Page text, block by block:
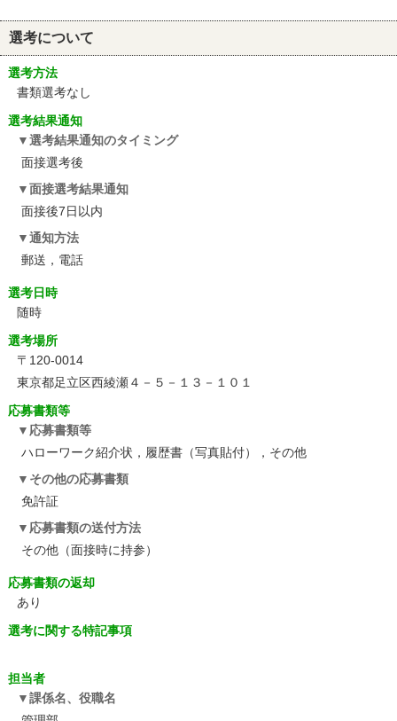
選考について
選考方法
書類選考なし
選考結果通知
選考結果通知のタイミング
面接選考後
面接選考結果通知
面接後7日以内
通知方法
郵送，電話
選考日時
随時
選考場所
〒120-0014
東京都足立区西綾瀬４－５－１３－１０１
応募書類等
応募書類等
ハローワーク紹介状，履歴書（写真貼付），その他
その他の応募書類
免許証
応募書類の送付方法
その他（面接時に持参）
応募書類の返却
あり
選考に関する特記事項
担当者
課係名、役職名